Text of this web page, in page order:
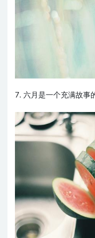
7. 六月是一个充满故事